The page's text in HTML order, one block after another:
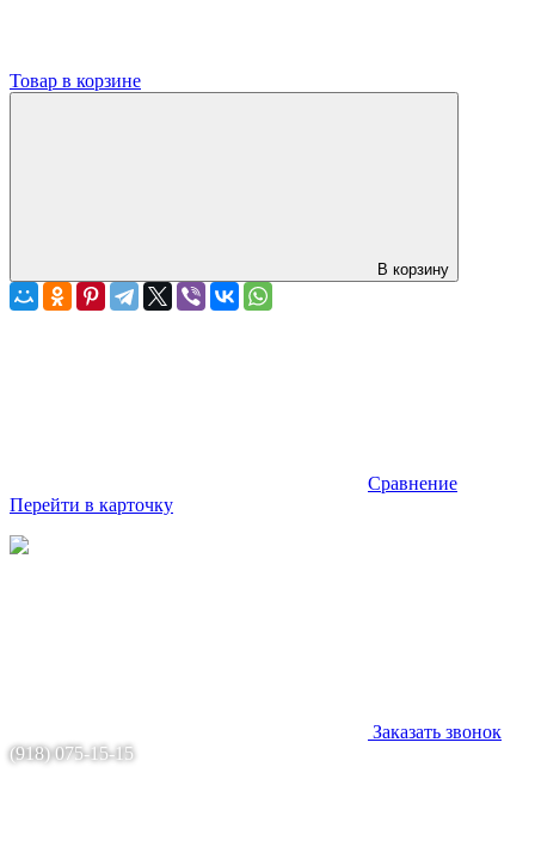
Товар в корзине
В корзину
Сравнение
Перейти в карточку
Заказать звонок
(918) 075-15-15